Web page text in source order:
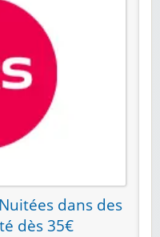
dans des
dès 35€